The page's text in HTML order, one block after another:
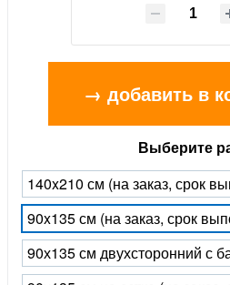
→ добавить в
Выберите